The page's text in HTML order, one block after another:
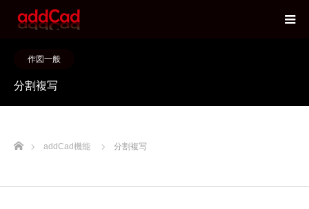
作図一般
分割複写
ホームaddCad機能 分割複写